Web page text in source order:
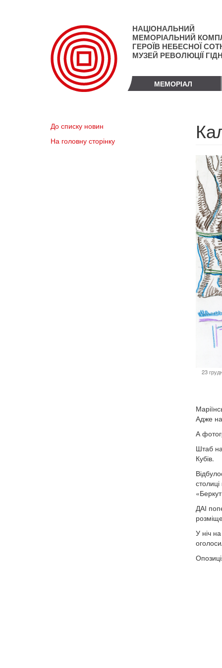
НАЦІОНАЛЬНИЙ
МЕМОРІАЛЬНИЙ
ГЕРОЇВ НЕБЕСНОЇ
МУЗЕЙ РЕВОЛЮЦІЇ
МЕМОРІАЛ
До списку новин
На головну сторінку
23
Адже
А
Штаб
Кубів.
ДАІ
У ніч